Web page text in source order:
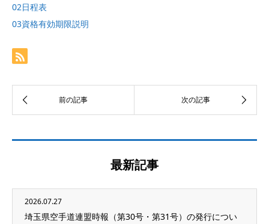
02日程表
03資格有効期限説明
最新記事
2026.07.27
埼玉県空手道連盟時報（第30号・第31号）の発行につい